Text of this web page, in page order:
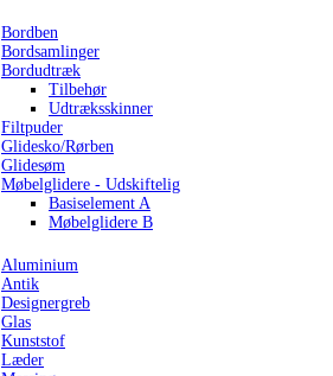
Bordben
Bordsamlinger
Bordudtræk
Tilbehør
Udtræksskinner
Filtpuder
Glidesko/Rørben
Glidesøm
Møbelglidere - Udskiftelig
Basiselement A
Møbelglidere B
Aluminium
Antik
Designergreb
Glas
Kunststof
Læder